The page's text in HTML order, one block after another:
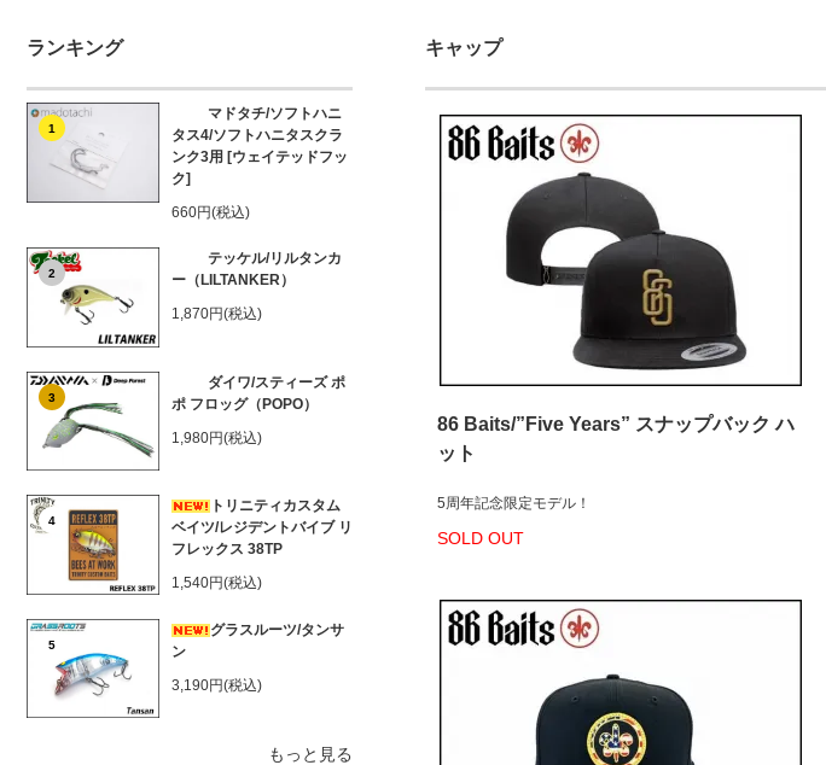
ランキング
1
マドタチ/ソフトハニ
タス4/ソフトハニタスクラ
ンク3用 [ウェイテッドフッ
ク]
660円(税込)
2
テッケル/リルタンカ
ー（LILTANKER）
1,870円(税込)
3
ダイワ/スティーズ ポ
ポ フロッグ（POPO）
1,980円(税込)
4
トリニティカスタム
ベイツ/レジデントバイブ リ
フレックス 38TP
1,540円(税込)
5
グラスルーツ/タンサ
ン
3,190円(税込)
もっと見る
キャップ
86 Baits/”Five Years” スナップバック ハ
ット
5周年記念限定モデル！
SOLD OUT